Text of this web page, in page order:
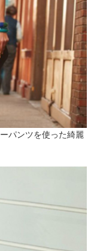
パンツを使った綺麗